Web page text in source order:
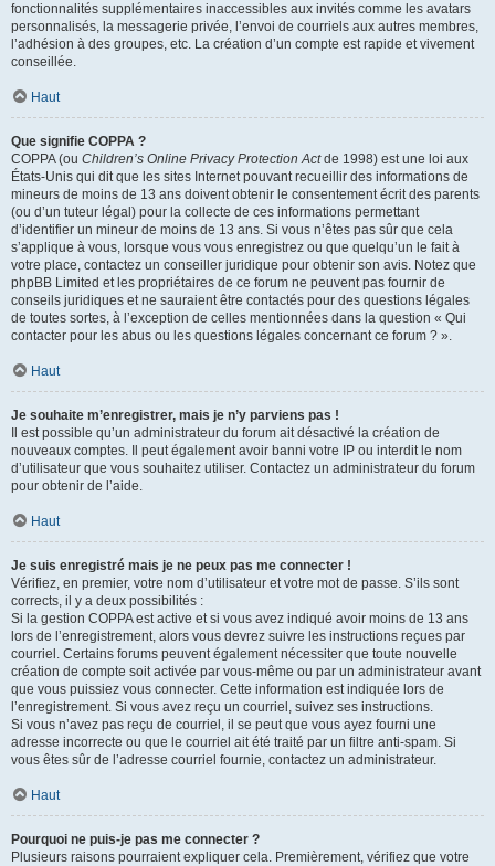
fonctionnalités supplémentaires inaccessibles aux invités comme les avatars
personnalisés, la messagerie privée, l’envoi de courriels aux autres membres,
l’adhésion à des groupes, etc. La création d’un compte est rapide et vivement
conseillée.
Haut
Que signifie COPPA ?
COPPA (ou Children’s Online Privacy Protection Actde 1998) est une loi aux
États-Unis qui dit que les sites Internet pouvant recueillir des informations de
mineurs de moins de 13 ans doivent obtenir le consentement écrit des parents
(ou d’un tuteur légal) pour la collecte de ces informations permettant
d’identifier un mineur de moins de 13 ans. Si vous n’êtes pas sûr que cela
s’applique à vous, lorsque vous vous enregistrez ou que quelqu’un le fait à
votre place, contactez un conseiller juridique pour obtenir son avis. Notez que
phpBB Limited et les propriétaires de ce forum ne peuvent pas fournir de
conseils juridiques et ne sauraient être contactés pour des questions légales
de toutes sortes, à l’exception de celles mentionnées dans la question « Qui
contacter pour les abus ou les questions légales concernant ce forum ? ».
Haut
Je souhaite m’enregistrer, mais je n’y parviens pas !
Il est possible qu’un administrateur du forum ait désactivé la création de
nouveaux comptes. Il peut également avoir banni votre IP ou interdit le nom
d’utilisateur que vous souhaitez utiliser. Contactez un administrateur du forum
pour obtenir de l’aide.
Haut
Je suis enregistré mais je ne peux pas me connecter !
Vérifiez, en premier, votre nom d’utilisateur et votre mot de passe. S’ils sont
corrects, il y a deux possibilités :
Si la gestion COPPA est active et si vous avez indiqué avoir moins de 13 ans
lors de l’enregistrement, alors vous devrez suivre les instructions reçues par
courriel. Certains forums peuvent également nécessiter que toute nouvelle
création de compte soit activée par vous-même ou par un administrateur avant
que vous puissiez vous connecter. Cette information est indiquée lors de
l’enregistrement. Si vous avez reçu un courriel, suivez ses instructions.
Si vous n’avez pas reçu de courriel, il se peut que vous ayez fourni une
adresse incorrecte ou que le courriel ait été traité par un filtre anti-spam. Si
vous êtes sûr de l’adresse courriel fournie, contactez un administrateur.
Haut
Pourquoi ne puis-je pas me connecter ?
Plusieurs raisons pourraient expliquer cela. Premièrement, vérifiez que votre